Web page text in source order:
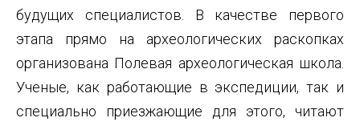
будущих специалистов. В качестве первого
этапа прямо на археологических раскопках
организована Полевая археологическая школа.
Ученые, как работающие в экспедиции, так и
специально приезжающие для этого, читают